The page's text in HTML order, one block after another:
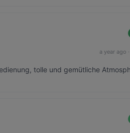
a year ago ·
tolle und gemütliche